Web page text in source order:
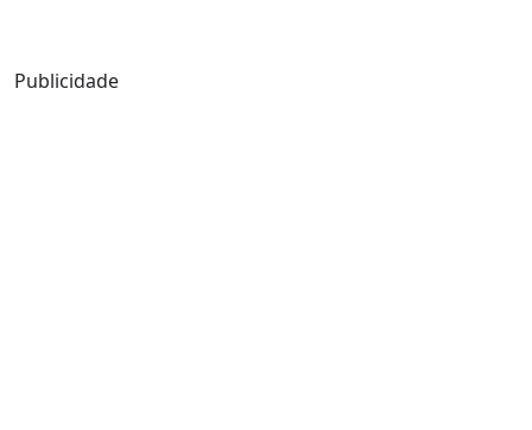
Publicidade